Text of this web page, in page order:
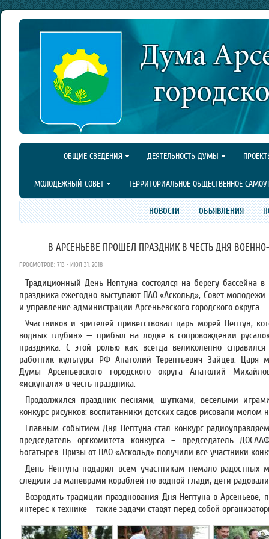
ОБЩИЕ СВЕДЕНИЯ ДЕЯТЕЛЬНОСТЬ ДУМЫ
МОЛОДЕЖНЫЙ СОВЕТ ТЕРРИТОРИАЛЬНОЕ ОБЩЕСТВЕННОЕ
НОВОСТИ ОБЪЯВЛЕНИЯ
В АРСЕНЬЕВЕ ПРОШЕЛ ПРАЗДНИК В ЧЕСТЬ ДНЯ
ПРОСМОТРОВ: 713 · ИЮЛ 31, 2018
Традиционный День Нептуна состоялся на берегу бассейна
праздника ежегодно выступают ПАО «Аскольд», Совет
и управление администрации Арсеньевского городского округа.
Участников и зрителей приветствовал царь морей Нептун,
водных глубин» — прибыл на лодке в сопровождении русалок
праздника. С этой ролью как всегда великолепно
работник культуры РФ Анатолий Терентьевич Зайцев. Царя
Думы Арсеньевского городского округа Анатолий
«искупали» в честь праздника.
Продолжился праздник песнями, шутками, веселыми
конкурс рисунков: воспитанники детских садов рисовали мелом
Главным событием Дня Нептуна стал конкурс
председатель оргкомитета конкурса – председатель
Богатырев. Призы от ПАО «Аскольд» получили все участники
День Нептуна подарил всем участникам немало радостных
следили за маневрами кораблей по водной глади, дети
Возродить традиции празднования Дня Нептуна в
интерес к технике – такие задачи ставят перед собой